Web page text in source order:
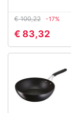
€ 100,22 -17%
€ 83,32